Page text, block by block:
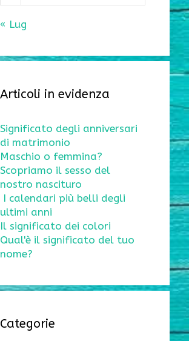
« Lug
Articoli in evidenza
Significato degli anniversari
di matrimonio
Maschio o femmina?
Scopriamo il sesso del
nostro nascituro
I calendari più belli degli
ultimi anni
Il significato dei colori
Qual'è il significato del tuo
nome?
Categorie